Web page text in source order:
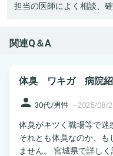
担当の医師によく相談、
関連Q＆A
体臭 ワキガ 病院
person 30代/男性 - 2025/08/
体臭がキツく職場等で迷
それとも体臭なのか、も
ません。 宮城県で詳しく